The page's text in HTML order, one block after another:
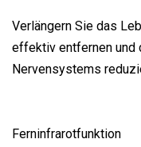
Verlängern Sie das
effektiv entfernen und
Nervensystems
Ferninfrarotfunktion